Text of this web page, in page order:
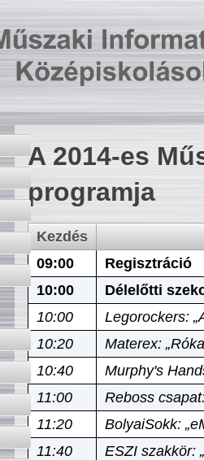
A 2014-es
programja
Kezdés
09:00
Regisztráció
10:00
Délelőtti
10:00
Legorockers:
10:20
Materex:
10:40
Murphy's
11:00
Reboss
11:20
BolyaiSokk:
11:40
ESZI szakkör: